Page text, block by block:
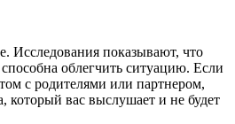
Исследования показывают, что
облегчить ситуацию. Если
с родителями или партнером,
который вас выслушает и не будет